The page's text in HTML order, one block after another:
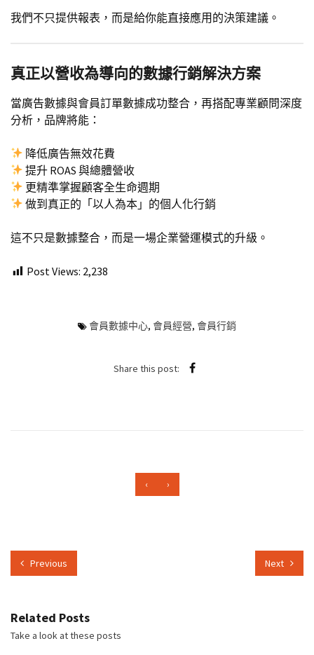
我們不只提供報表，而是給你能直接應用的決策建議。
真正以營收為導向的數據行銷解決方案
當廣告數據與會員訂單數據成功整合，再搭配專業顧問深度
分析，品牌將能：
降低廣告無效花費
提升 ROAS 與總體營收
更精準掌握顧客全生命週期
做到真正的「以人為本」的個人化行銷
這不只是數據整合，而是一場企業營運模式的升級。
Post Views: 2,238
會員數據中心, 會員經營, 會員行銷
Share this post:
‹ ›
Previous Next
Related Posts
Take a look at these posts